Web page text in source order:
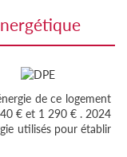
de ce logement
€ et 1 290 € . 2024
utilisés pour établir